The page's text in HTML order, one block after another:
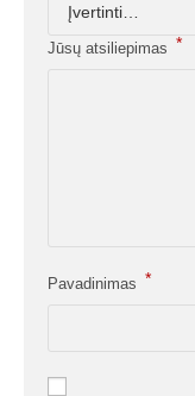
Jūsų atsiliepimas *
Pavadinimas *